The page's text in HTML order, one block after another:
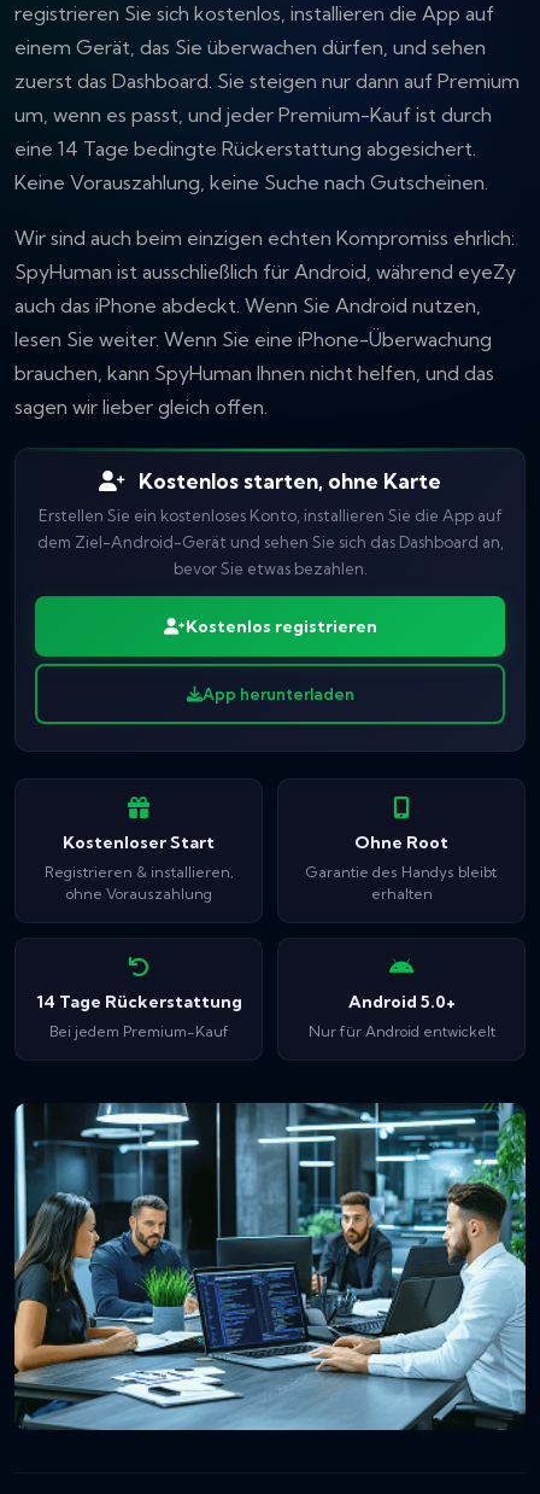
registrieren Sie sich kostenlos, installieren die App auf
einem Gerät, das Sie überwachen dürfen, und sehen
zuerst das Dashboard. Sie steigen nur dann auf Premium
um, wenn es passt, und jeder Premium-Kauf ist durch
eine 14 Tage bedingte Rückerstattung abgesichert.
Keine Vorauszahlung, keine Suche nach Gutscheinen.
Wir sind auch beim einzigen echten Kompromiss ehrlich:
SpyHuman ist ausschließlich für Android, während eyeZy
auch das iPhone abdeckt. Wenn Sie Android nutzen,
lesen Sie weiter. Wenn Sie eine iPhone-Überwachung
brauchen, kann SpyHuman Ihnen nicht helfen, und das
sagen wir lieber gleich offen.
Kostenlos starten, ohne Karte
Erstellen Sie ein kostenloses Konto, installieren Sie die App auf
dem Ziel-Android-Gerät und sehen Sie sich das Dashboard an,
bevor Sie etwas bezahlen.
Kostenlos registrieren
App herunterladen
Kostenloser Start
Registrieren & installieren,
ohne Vorauszahlung
Ohne Root
Garantie des Handys bleibt
erhalten
14 Tage Rückerstattung
Bei jedem Premium-Kauf
Android 5.0+
Nur für Android entwickelt